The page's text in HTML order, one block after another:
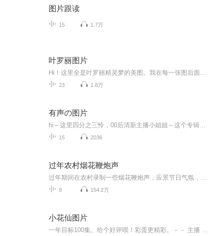
图片跟读
15 1.7万
叶罗丽图片
23 1.8万
有声の图片
15 2036
过年农村烟花鞭炮声
9 154.2万
小花仙图片